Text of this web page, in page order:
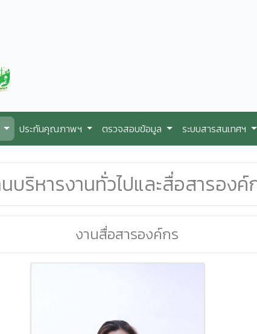
ประกันคุณภาพฯ ตรวจสอบข้อมูล ระบบสารสนเทศฯ
บริหารงานทั่วไปและสื่อสารองค์
งานสื่อสารองค์กร